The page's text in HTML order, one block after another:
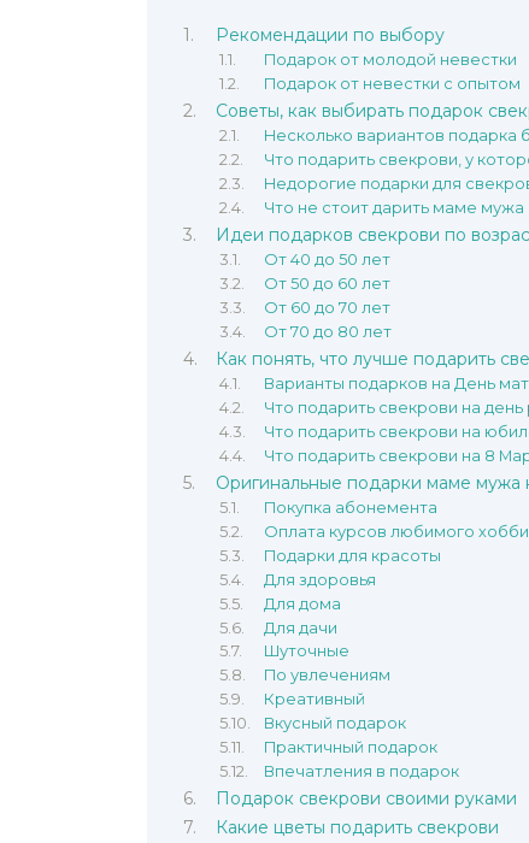
Рекомендации по выбору
Подарок от молодой невестки
Подарок от невестки с опытом
Советы, как выбирать подарок
Несколько вариантов подарка
Что подарить свекрови, у
Недорогие подарки для
Что не стоит дарить маме мужа
Идеи подарков свекрови по
От 40 до 50 лет
От 50 до 60 лет
От 60 до 70 лет
От 70 до 80 лет
Как понять, что лучше подарить
Варианты подарков на День
Что подарить свекрови на
Что подарить свекрови на
Что подарить свекрови на 8
Оригинальные подарки маме мужа
Покупка абонемента
Оплата курсов любимого хобби
Подарки для красоты
Для здоровья
Для дома
Для дачи
Шуточные
По увлечениям
Креативный
Вкусный подарок
Практичный подарок
Впечатления в подарок
Подарок свекрови своими руками
Какие цветы подарить свекрови